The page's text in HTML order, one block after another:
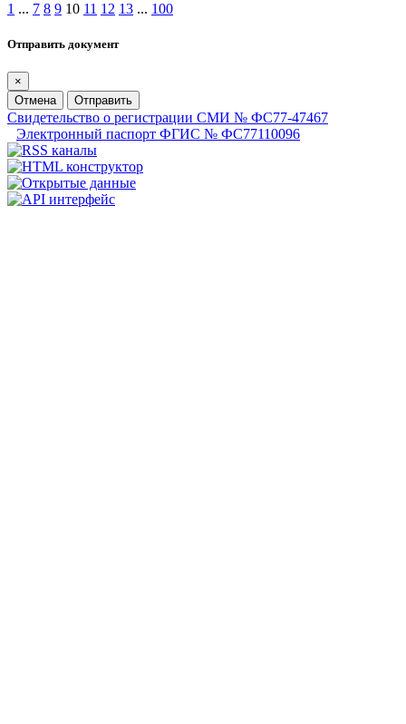
1 ... 7 8 9 10 11 12 13 ... 100
Отправить документ
×
Отмена
Отправить
Свидетельство о регистрации СМИ № ФС77-47467
Электронный паспорт ФГИС № ФС77110096